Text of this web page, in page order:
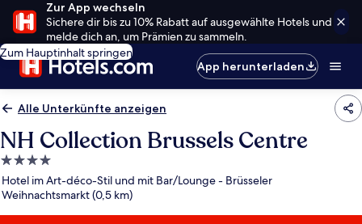
Zur App wechseln
Sichere dir bis zu 10% Rabatt auf ausgewählte Hotels und
melde dich an, um Prämien zu sammeln.
Zum Hauptinhalt springen
App herunterladen
Alle Unterkünfte anzeigen
NH Collection Brussels Centre
4.0-
Sterne-
Unterkunft
Hotel im Art-déco-Stil und mit Bar/Lounge - Brüsseler
Weihnachtsmarkt (0,5 km)